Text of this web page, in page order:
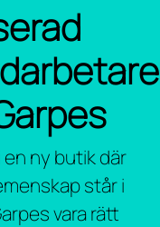
en ny butik där
står i
vara rätt